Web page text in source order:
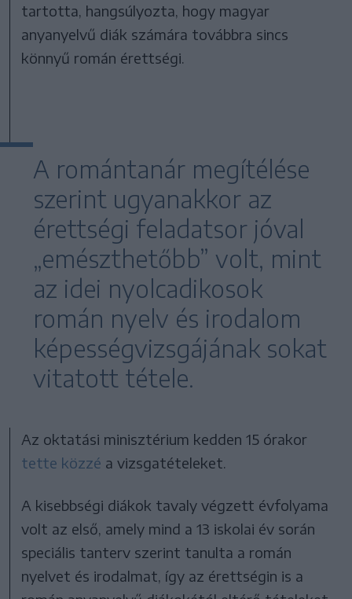
tartotta, hangsúlyozta, hogy magyar
anyanyelvű diák számára továbbra sincs
könnyű román érettségi.
A romántanár megítélése
szerint ugyanakkor az
érettségi feladatsor jóval
„emészthetőbb” volt, mint
az idei nyolcadikosok
román nyelv és irodalom
képességvizsgájának sokat
vitatott tétele.
Az oktatási minisztérium kedden 15 órakor
tette közzé a vizsgatételeket.
A kisebbségi diákok tavaly végzett évfolyama
volt az első, amely mind a 13 iskolai év során
speciális tanterv szerint tanulta a román
nyelvet és irodalmat, így az érettségin is a